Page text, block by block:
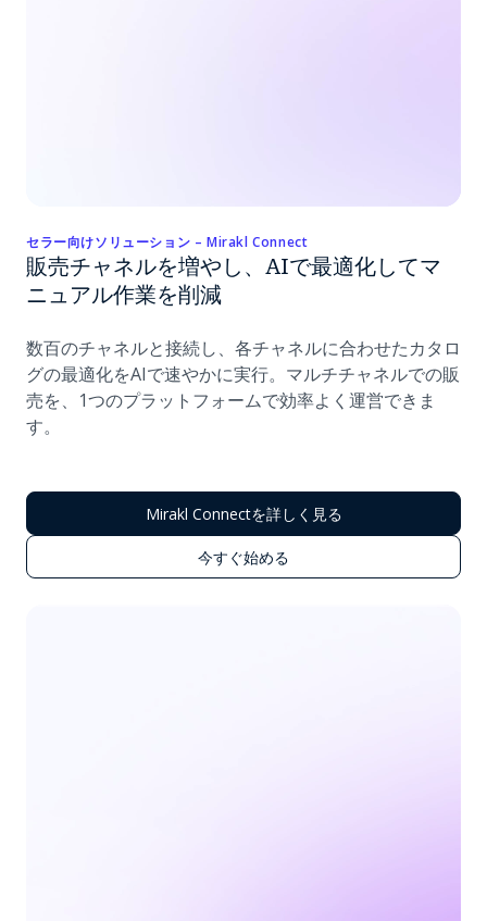
セラー向けソリューション – Mirakl Connect
販売チャネルを増やし、AIで最適化してマ
ニュアル作業を削減
数百のチャネルと接続し、各チャネルに合わせたカタロ
グの最適化をAIで速やかに実行。マルチチャネルでの販
売を、1つのプラットフォームで効率よく運営できま
す。
Mirakl Connectを詳しく見る
今すぐ始める